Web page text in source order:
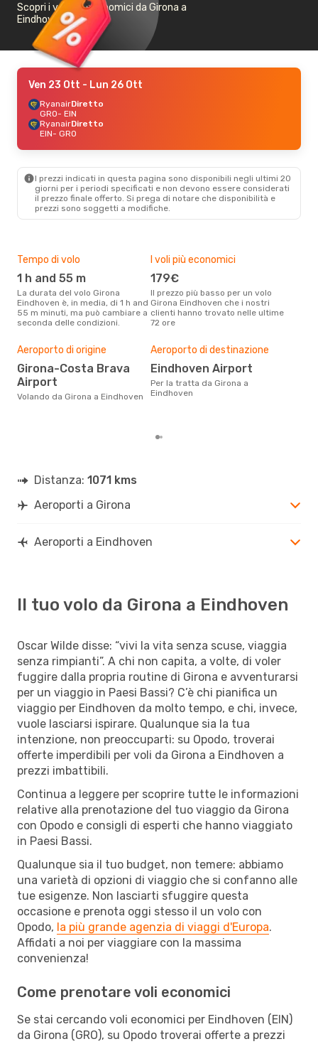
Scopri i voli più economici da Girona a
Eindhoven
Ven 23 Ott - Lun 26 Ott
RyanairDiretto
GRO- EIN
RyanairDiretto
EIN- GRO
I prezzi indicati in questa pagina sono disponibili negli ultimi 20
giorni per i periodi specificati e non devono essere considerati
il ​​prezzo finale offerto. Si prega di notare che disponibilità e
prezzi sono soggetti a modifiche.
Tempo di volo
1 h and 55 m
La durata del volo Girona
Eindhoven è, in media, di 1 h and
55 m minuti, ma può cambiare a
seconda delle condizioni.
I voli più economici
179€
Il prezzo più basso per un volo
Girona Eindhoven che i nostri
clienti hanno trovato nelle ultime
72 ore
Aeroporto di origine
Girona-Costa Brava
Airport
Volando da Girona a Eindhoven
Aeroporto di destinazione
Eindhoven Airport
Per la tratta da Girona a
Eindhoven
Distanza: 1071 kms
Aeroporti a Girona
Aeroporti a Eindhoven
Il tuo volo da Girona a Eindhoven
Oscar Wilde disse: “vivi la vita senza scuse, viaggia
senza rimpianti”. A chi non capita, a volte, di voler
fuggire dalla propria routine di Girona e avventurarsi
per un viaggio in Paesi Bassi? C’è chi pianifica un
viaggio per Eindhoven da molto tempo, e chi, invece,
vuole lasciarsi ispirare. Qualunque sia la tua
intenzione, non preoccuparti: su Opodo, troverai
offerte imperdibili per voli da Girona a Eindhoven a
prezzi imbattibili.
Continua a leggere per scoprire tutte le informazioni
relative alla prenotazione del tuo viaggio da Girona
con Opodo e consigli di esperti che hanno viaggiato
in Paesi Bassi.
Qualunque sia il tuo budget, non temere: abbiamo
una varietà di opzioni di viaggio che si confanno alle
tue esigenze. Non lasciarti sfuggire questa
occasione e prenota oggi stesso il un volo con
Opodo, la più grande agenzia di viaggi d'Europa.
Affidati a noi per viaggiare con la massima
convenienza!
Come prenotare voli economici
Se stai cercando voli economici per Eindhoven (EIN)
da Girona (GRO), su Opodo troverai offerte a prezzi